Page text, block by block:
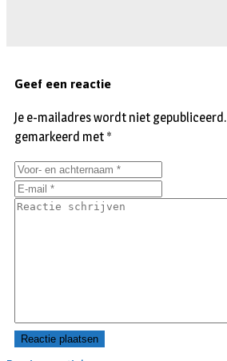
Geef een reactie
Je e-mailadres wordt niet gepubliceerd.
gemarkeerd met *